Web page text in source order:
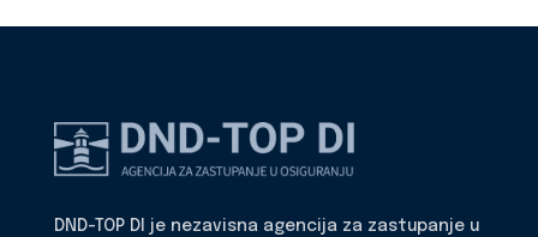
DND-TOP DI je nezavisna agencija za zastupanje u